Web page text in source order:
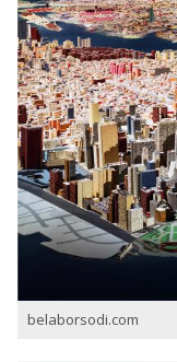
belaborsodi.com